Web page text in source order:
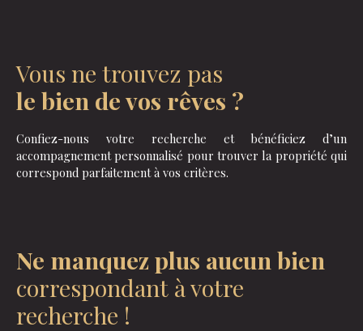
Vous ne trouvez pas
le bien de vos rêves ?
Confiez-nous votre recherche et bénéficiez d’un
accompagnement personnalisé pour trouver la propriété qui
correspond parfaitement à vos critères.
Ne manquez plus aucun bien
correspondant à votre
recherche !